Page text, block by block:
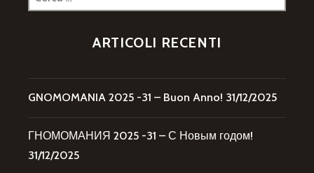
per:
ARTICOLI RECENTI
GNOMOMANIA 2025 -31 – Buon Anno! 31/12/2025
ГНОМОМАНИЯ 2025 -31 – С Новым годом!
31/12/2025